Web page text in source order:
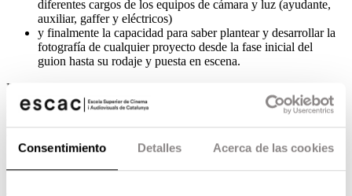
Consentimiento Detalles Acerca de las cookies
diferentes cargos de los equipos de cámara y luz (ayudante,
auxiliar, gaffer y eléctricos)
y finalmente la capacidad para saber plantear y desarrollar la
fotografía de cualquier proyecto desde la fase inicial del
guion hasta su rodaje y puesta en escena.
Para aquellos que, por trayectoria o estudios, no puedan acceder de
forma directa al Máster de Dirección de Fotografía, el Postgrado
les ofrecerá la preparación necesaria para poder afrontar con
garantías la prueba de selección a dicho Máster.